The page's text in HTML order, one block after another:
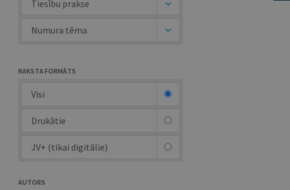
Tiesību prakse
Numura tēma
RAKSTA FORMĀTS
Visi
Drukātie
JV+ (tikai digitālie)
AUTORS